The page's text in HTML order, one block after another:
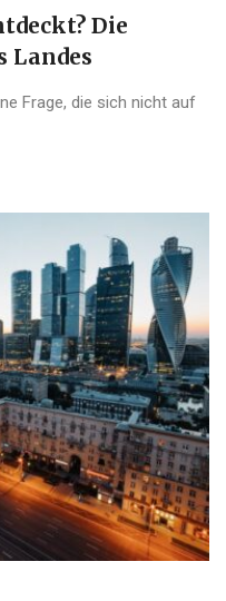
Die
Landes
Frage, die sich nicht auf